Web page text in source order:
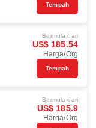
Tempah
Bermula dari
US$ 185.54
Harga/Org
Tempah
Bermula dari
US$ 185.9
Harga/Org